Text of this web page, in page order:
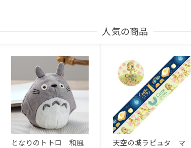
人気の商品
となりのトトロ 和風
天空の城ラピュタ マ